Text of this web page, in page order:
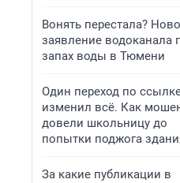
Вонять перестала?
заявление водоканала
запах воды в Тюмени
Один переход по
изменил всё. Как
довели школьницу до
попытки поджога
За какие публикации в